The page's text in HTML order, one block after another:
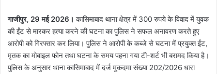
गाजीपुर, 29 मई 2026। कासिमाबाद थाना क्षेत्र में 300 रुपये के विवाद में युवक
की ईंट से मारकर हत्या करने की घटना का पुलिस ने सफल अनावरण करते हुए
आरोपी को गिरफ्तार कर लिया। पुलिस ने आरोपी के कब्जे से घटना में प्रयुक्त ईंट,
मृतक का मोबाइल फोन तथा घटना के समय पहना गया टी-शर्ट भी बरामद किया है।
पुलिस के अनुसार थाना कासिमाबाद में दर्ज मुकदमा संख्या 202/2026 धारा